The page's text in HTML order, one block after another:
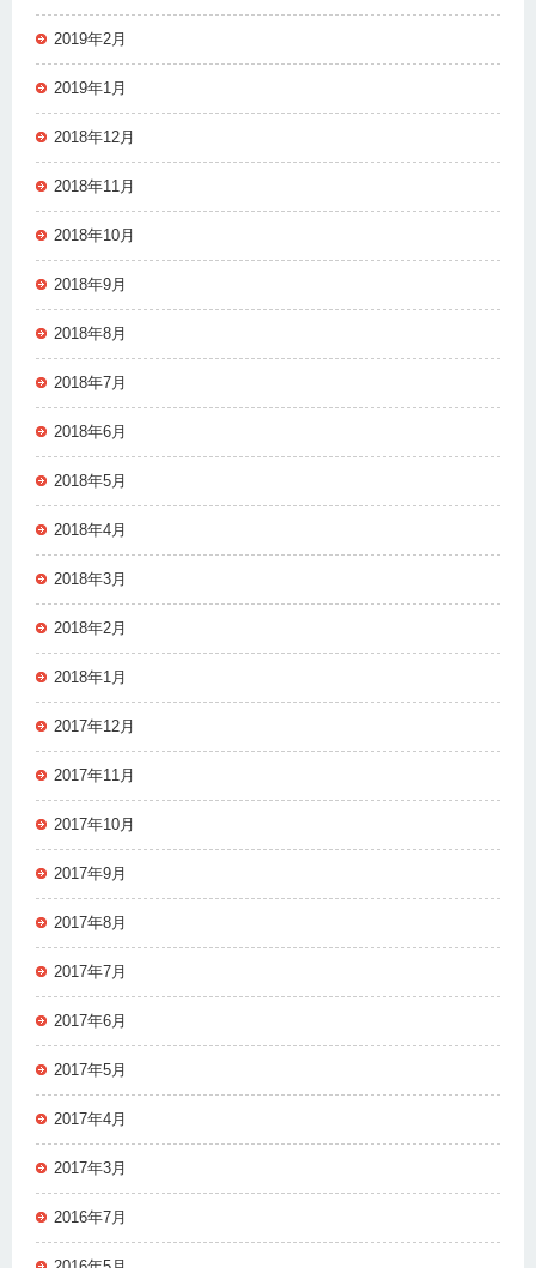
2019年2月
2019年1月
2018年12月
2018年11月
2018年10月
2018年9月
2018年8月
2018年7月
2018年6月
2018年5月
2018年4月
2018年3月
2018年2月
2018年1月
2017年12月
2017年11月
2017年10月
2017年9月
2017年8月
2017年7月
2017年6月
2017年5月
2017年4月
2017年3月
2016年7月